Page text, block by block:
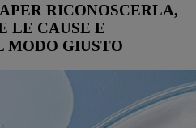
RICONOSCERLA,
LE CAUSE E
MODO GIUSTO